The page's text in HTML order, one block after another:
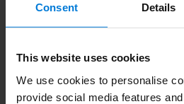
Consent Details
This website uses cookies
We use cookies to personalise
provide social media features
Abonneer je op onze
Blijf op de hoogte over onze laatste